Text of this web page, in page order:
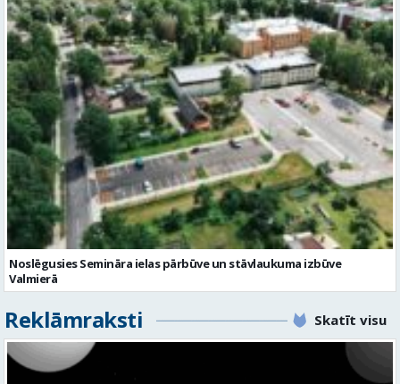
Noslēgusies Semināra ielas pārbūve un stāvlaukuma izbūve
Valmierā
Reklāmraksti Skatīt visu